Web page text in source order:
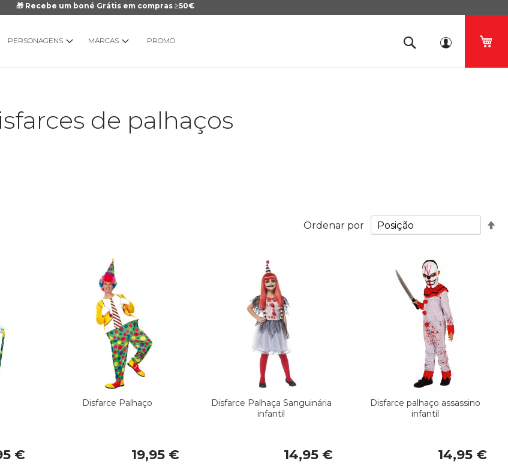
🎁 Recebe um boné Grátis em compras ≥50€
PERSONAGENS MARCAS PROMO
de palhaços
Ordenar por
€
Disfarce Palhaço
19,95 €
Disfarce Palhaça Sanguinária
infantil
14,95 €
Disfarce palhaço assassino
infantil
14,95 €